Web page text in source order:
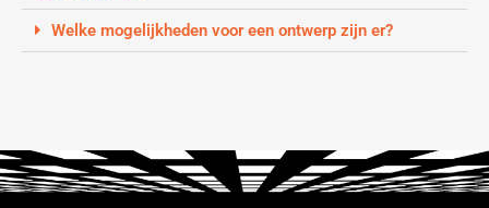
Welke mogelijkheden voor een ontwerp zijn er?